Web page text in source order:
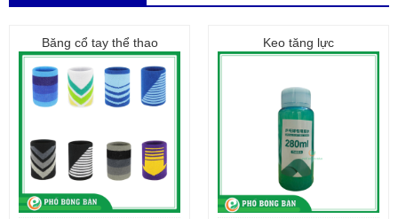
Băng cổ tay thể thao Keo tăng lực